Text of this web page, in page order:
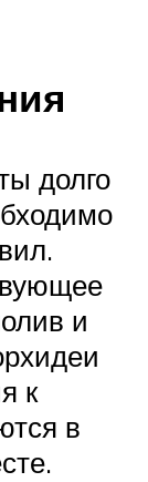
долго
и
к
в